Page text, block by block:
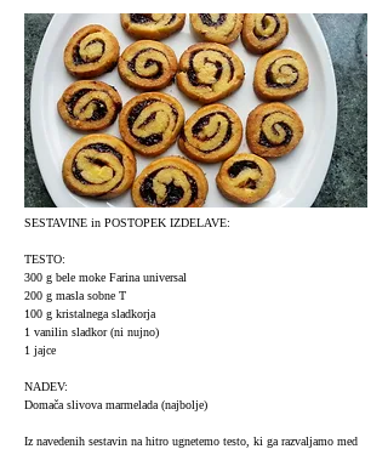
SESTAVINE in POSTOPEK IZDELAVE:
TESTO:
300 g bele moke Farina universal
200 g masla sobne T
100 g kristalnega sladkorja
1 vanilin sladkor (ni nujno)
1 jajce
NADEV:
Domača slivova marmelada (najbolje)
Iz navedenih sestavin na hitro ugnetemo testo, ki ga razvaljamo med